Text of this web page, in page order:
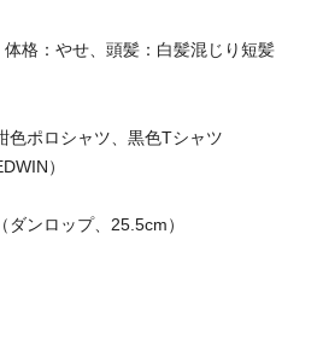
格：やせ、頭髪：白髪混じり短髪
色ポロシャツ、黒色Tシャツ
）
ンロップ、25.5cm）